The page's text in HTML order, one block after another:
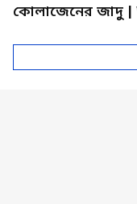
কোলাজেনের জাদু |